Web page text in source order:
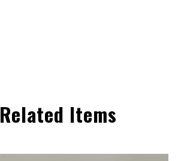
Related Items